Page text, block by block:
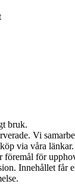
bruk.
Vi
via våra länkar.
föremål för
Innehållet får